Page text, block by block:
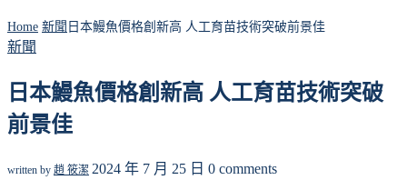
Home 新聞 日本鰻魚價格創新高 人工育苗技術突破前景佳
新聞
日本鰻魚價格創新高 人工育苗技術突破
前景佳
written by 趙 筱潔 2024 年 7 月 25 日 0 comments